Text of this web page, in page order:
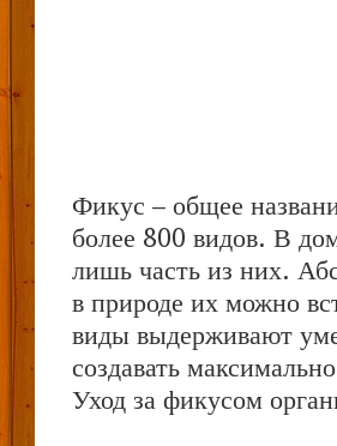
Фикус – общее
более 800 видов. В
лишь часть из них.
в природе их можно
виды выдерживают
создавать
Уход за фикусом